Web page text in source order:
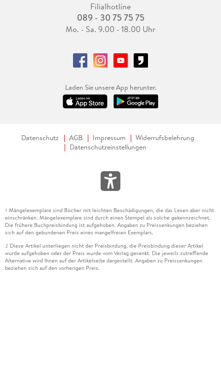
Filialhotline
089 - 30 75 75 75
Mo. - Sa. 9.00 - 18.00 Uhr
Laden Sie unsere App herunter.
Datenschutz AGB Impressum
Widerrufsbelehrung
Datenschutzeinstellungen
1 Mängelexemplare sind Bücher mit leichten Beschädigungen, die das Lesen aber nicht
einschränken. Mängelexemplare sind durch einen Stempel als solche gekennzeichnet.
Die frühere Buchpreisbindung ist aufgehoben. Angaben zu Preissenkungen beziehen
sich auf den gebundenen Preis eines mangelfreien Exemplars.
2 Diese Artikel unterliegen nicht der Preisbindung, die Preisbindung dieser Artikel
wurde aufgehoben oder der Preis wurde vom Verlag gesenkt. Die jeweils zutreffende
Alternative wird Ihnen auf der Artikelseite dargestellt. Angaben zu Preissenkungen
beziehen sich auf den vorherigen Preis.